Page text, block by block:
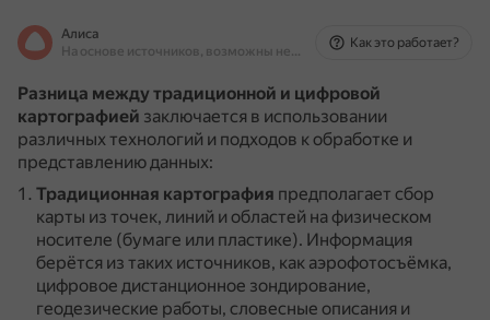
Алиса
На основе источников, возможны неточности
Как это работает?
Разница между традиционной и цифровой
картографией заключается в использовании
различных технологий и подходов к обработке и
представлению данных:
Традиционная картография предполагает сбор
карты из точек, линий и областей на физическом
носителе (бумаге или пластике). Информация
берётся из таких источников, как аэрофотосъёмка,
цифровое дистанционное зондирование,
геодезические работы, словесные описания и